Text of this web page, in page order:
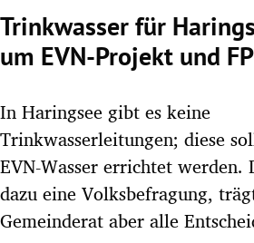
Untermenü
Untermenü
Untermenü
Untermenü
Untermenü
Untermenü
Trinkwasser für
um EVN-Projekt und
In Haringsee gibt es keine
Trinkwasserleitungen; diese
EVN-Wasser errichtet werden.
dazu eine Volksbefragung,
Gemeinderat aber alle